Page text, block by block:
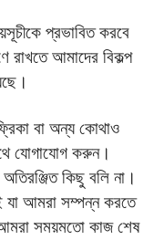
প্রভাবিত করবে
রাখতে আমাদের বিকল্প
বা অন্য কোথাও
যোগাযোগ করুন।
কিছু বলি না।
আমরা সম্পন্ন করতে
সময়মতো কাজ শেষ